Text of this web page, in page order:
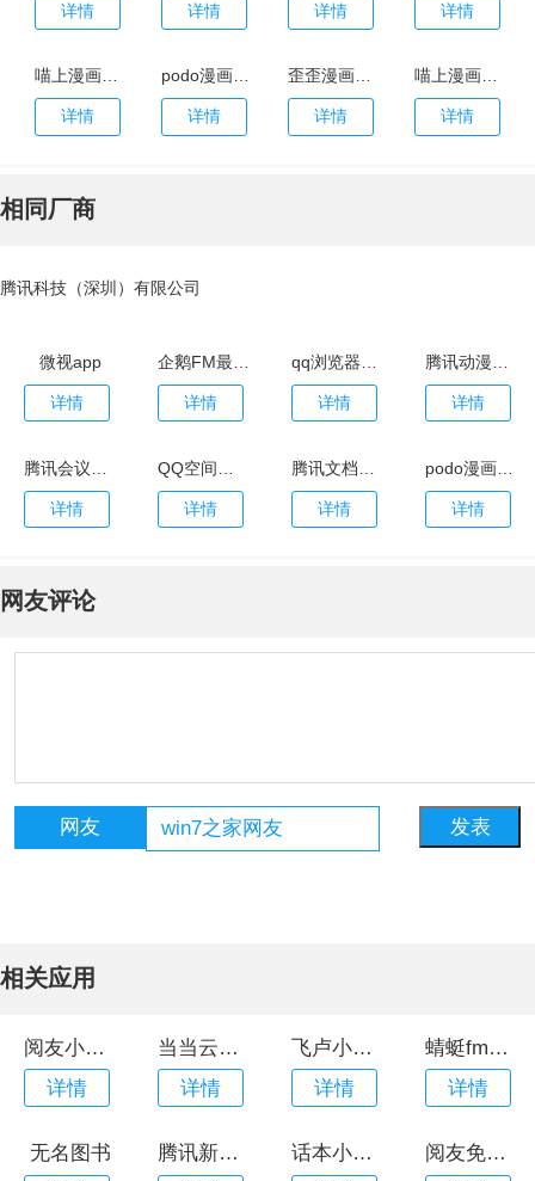
详情 详情 详情 详情
喵上漫画app官方正版
详情
podo漫画app官网版
详情
歪歪漫画无删减版
详情
喵上漫画app官网最新版
详情
相同厂商
腾讯科技（深圳）有限公司
微视app
详情 详情 详情 详情
详情 详情 详情 详情
网友评论
网友
相关应用
阅友小说app官方版
详情
当当云阅读app官方版
详情
飞卢小说最新版
详情
蜻蜓fm安卓版
详情
无名图书
腾讯新闻手机版
话本小说极速版官方版
阅友免费阅读官方最新版本